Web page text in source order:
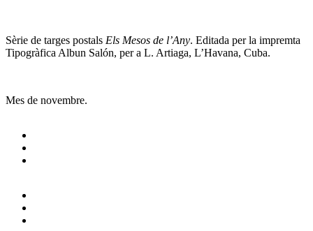
Sèrie de targes postals Els Mesos de l’Any. Editada per la impremta
Tipogràfica Albun Salón, per a L. Artiaga, L’Havana, Cuba.
Mes de novembre.